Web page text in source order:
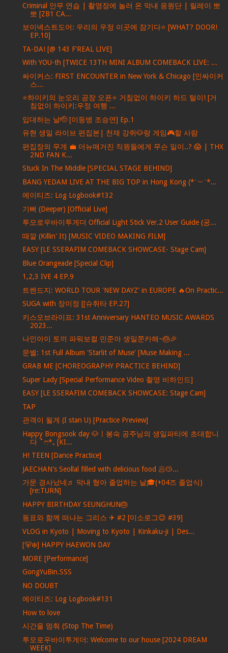
Criminal 안무 연습 | 촬영장에 놀러 온 막내 응원단 | 릴레이 뽀
뽀 [ZB1 CA...
보이넥스트도어: 우리의 우정 이곳에 잠기다⭐️ [WHAT? DOOR!
EP.10]
TA-DA! [@ 143 F'REAL LIVE]
With YOU-th [TWICE 13TH MINI ALBUM COMEBACK LIVE: ...
싸이커스: FIRST ENCOUNTER in New York & Chicago [인싸이커
스...
⭐하이키의 눈오리 공장 오픈⭐ 거침없이 하이키 하드 털이! [거
침없이 하이키:우정 여행 ...
입대하는 날🫡 [이등병 조승연] Ep.1
유현 생일 라이브 편집본| 천재 강쥐🐶랑 게임🎮할 사람
편집장의 무게 💼 더뉴매거진 직원들에게 무슨 일이..? 😱 | THX
2ND FAN K...
Stuck In The Middle [SPECIAL STAGE BEHIND]
BANG YEDAM LIVE AT THE BIG TOP in Hong Kong (*˙︶˙*...
에이티즈: Log Logbook#132
기뻐 (Deeper) [Official Live]
투모로우바이투게더 Official Light Stick Ver.2 User Guide (공...
때깔 (Killin' It) [MUSIC VIDEO MAKING FILM]
EASY [LE SSERAFIM COMEBACK SHOWCASE- Stage Cam]
Blue Orangeade [Special Clip]
1,2,3 IVE 4 EP.9
트렌드지: WORLD TOUR 'NEW DAYZ' in EUROPE 🔥On Practic...
SUGA with 장이정 [[슈취타 EP.27]
키스오브라이프: 31st Anniversary HANTEO MUSIC AWARDS
2023...
나인아이 토끼 파워보컬 민준아 생일쭌카해~🎂🎉
문별: 1st Full Album 'Starlit of Muse' [Muse Making ...
GRAB ME [CHOREOGRAPHY PRACTICE BEHIND]
Super Lady [Special Performance Video 촬영 비하인드]
EASY [LE SSERAFIM COMEBACK SHOWCASE: Stage Cam]
TAP
관객이 될게 (I stan U) [Practice Preview]
Happy Bongsook day 🐶ㅣ봉숙 공주님의 생일파티에 초대합니
다 ˚ෆ*₊ [KI...
H! TEEN [Dance Practice]
JAECHAN's Seollal filled with delicious food 🥟😽...
가문 경사났네♬ 막내 형아 졸업하는 날🎓(+04즈 졸업식)
[re:TURN]
HAPPY BIRTHDAY SEUNGHUN🎂
동표와 함께 떠나는 그리스 ✈ #2 [미소로그😊 #39]
VLOG in Kyoto | Moving to Kyoto | Kinkaku-ji | Des...
[🐻‍❄️] HAPPY HAEWON DAY
MORE [Performance]
GongYuBin.SSS
NO DOUBT
에이티즈: Log Logbook#131
How to love
시간을 멈춰 (Stop The Time)
투모로우바이투게더: Welcome to our house [2024 DREAM
WEEK]